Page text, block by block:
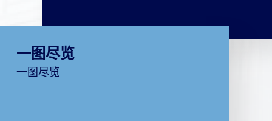
一图尽览
一图尽览